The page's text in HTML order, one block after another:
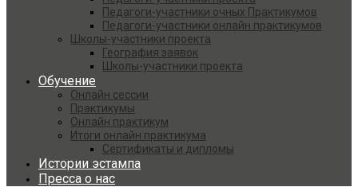
Педагоги-участники очных Практикумов
Педагоги-участники онлайн практикумов
Школы-участники проекта
География заявок
Школы-участники проекта
Обучение
Онлайн сессии
Практикумы
Онлайн практикум
Итоги онлайн практикума
Сертификаты и дипломы
Истории эстампа
Пресса о нас